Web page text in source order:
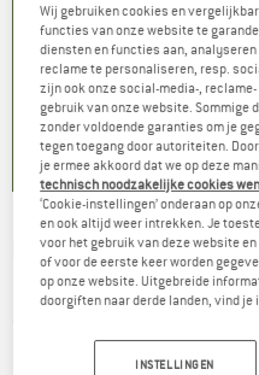
prijs
)
Artikel
Tech Jogger Pants
Productgroep
Trekkingbroek
Prijs
€ 119,95Verlaagde
€ 101,96
0,0(0)
PEAK PERFORMANCE
Fleecevest
Wij gebruiken cookies en
functies van onze website te
diensten en functies aan,
reclame te personaliseren, resp.
zijn ook onze social-media-,
gebruik van onze website. Sommige
zonder voldoende garanties om je
tegen toegang door autoriteiten.
je ermee akkoord dat we op deze
technisch noodzakelijke cookies
‘Cookie-instellingen’ onderaan op
en ook altijd weer intrekken. Je
voor het gebruik van deze website
of voor de eerste keer worden
op onze website. Uitgebreide
doorgiften naar derde landen, vind je
INSTELLINGEN